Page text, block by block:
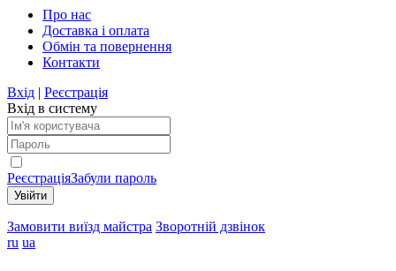
Про нас
Доставка і оплата
Обмін та повернення
Контакти
Вхід | Реєстрація
Вхід в систему
РеєстраціяЗабули пароль
Замовити виїзд майстра Зворотній дзвінок
ru ua